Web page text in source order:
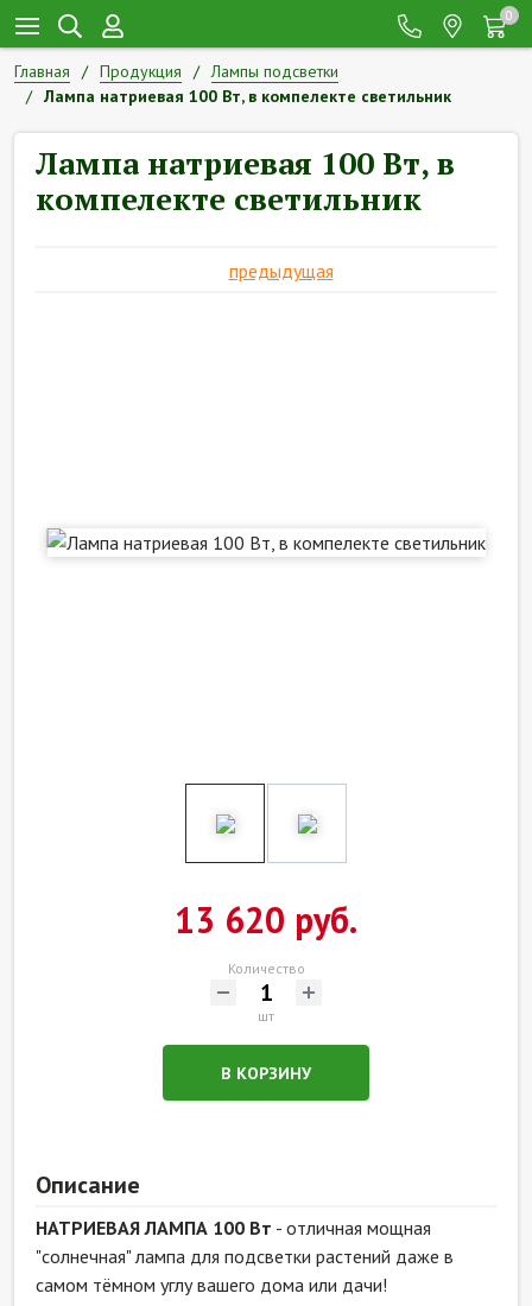
0
Главная Продукция
Лампы подсветки
Лампа натриевая 100 Вт, в компелекте светильник
Лампа натриевая 100 Вт, в
компелекте светильник
предыдущая
13 620 руб.
Количество
шт
В КОРЗИНУ
Описание
НАТРИЕВАЯ ЛАМПА 100 Вт - отличная мощная
"солнечная" лампа для подсветки растений даже в
самом тёмном углу вашего дома или дачи!